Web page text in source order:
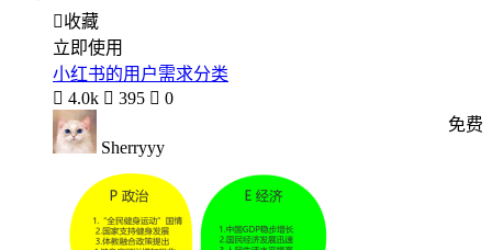
收藏
立即使用
小红书的用户需求分类
 4.0k  395  0
Sherryyy
免费